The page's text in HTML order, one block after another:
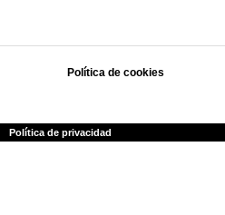
Política de cookies
Polí­tica de privacidad